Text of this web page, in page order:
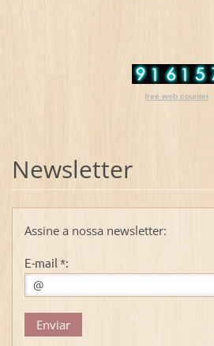
free web counter
Newsletter
Assine a nossa newsletter:
E-mail *: